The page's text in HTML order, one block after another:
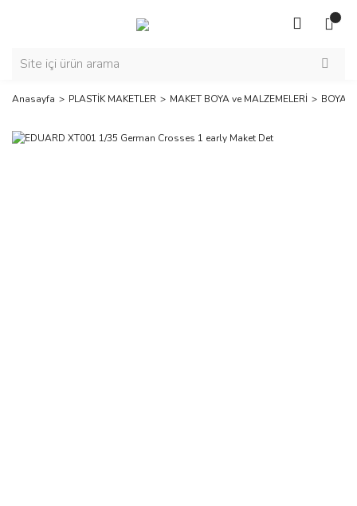
Anasayfa PLASTİK MAKETLER MAKET BOYA ve MALZEMELERİ